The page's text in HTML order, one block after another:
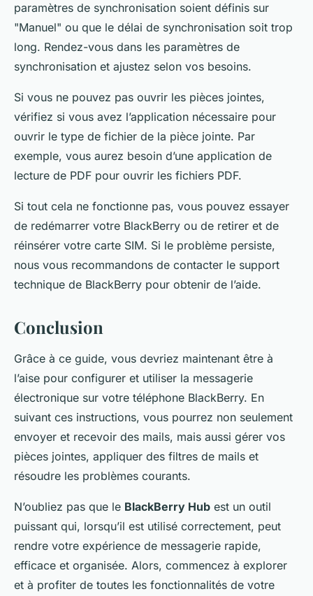
paramètres de synchronisation soient définis sur
"Manuel" ou que le délai de synchronisation soit trop
long. Rendez-vous dans les paramètres de
synchronisation et ajustez selon vos besoins.
Si vous ne pouvez pas ouvrir les pièces jointes,
vérifiez si vous avez l’application nécessaire pour
ouvrir le type de fichier de la pièce jointe. Par
exemple, vous aurez besoin d’une application de
lecture de PDF pour ouvrir les fichiers PDF.
Si tout cela ne fonctionne pas, vous pouvez essayer
de redémarrer votre BlackBerry ou de retirer et de
réinsérer votre carte SIM. Si le problème persiste,
nous vous recommandons de contacter le support
technique de BlackBerry pour obtenir de l’aide.
Conclusion
Grâce à ce guide, vous devriez maintenant être à
l’aise pour configurer et utiliser la messagerie
électronique sur votre téléphone BlackBerry. En
suivant ces instructions, vous pourrez non seulement
envoyer et recevoir des mails, mais aussi gérer vos
pièces jointes, appliquer des filtres de mails et
résoudre les problèmes courants.
N’oubliez pas que le BlackBerry Hub est un outil
puissant qui, lorsqu’il est utilisé correctement, peut
rendre votre expérience de messagerie rapide,
efficace et organisée. Alors, commencez à explorer
et à profiter de toutes les fonctionnalités de votre